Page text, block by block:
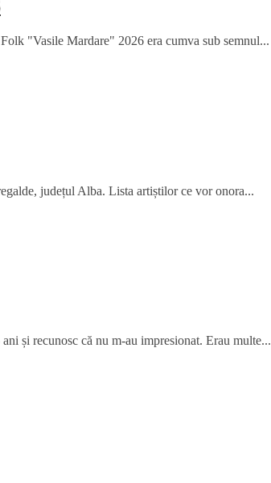
"Vasile Mardare" 2026 era cumva sub semnul...
județul Alba. Lista artiștilor ce vor onora...
și recunosc că nu m-au impresionat. Erau multe...